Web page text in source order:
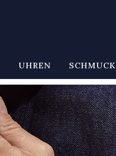
UHREN SCHMUCK